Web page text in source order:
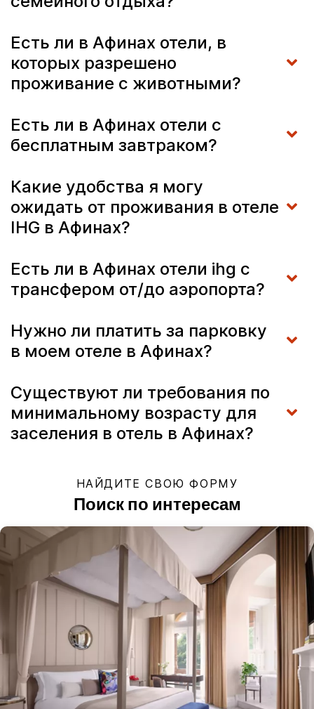
Есть ли в Афинах отели, в
которых разрешено
проживание с животными?
Есть ли в Афинах отели с
бесплатным завтраком?
Какие удобства я могу
ожидать от проживания в отеле
IHG в Афинах?
Есть ли в Афинах отели ihg с
трансфером от/до аэропорта?
Нужно ли платить за парковку
в моем отеле в Афинах?
Существуют ли требования по
минимальному возрасту для
заселения в отель в Афинах?
НАЙДИТЕ СВОЮ ФОРМУ
Поиск по интересам